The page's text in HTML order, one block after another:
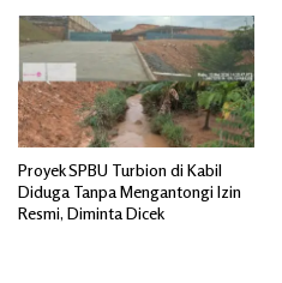
Proyek SPBU Turbion di Kabil
Diduga Tanpa Mengantongi Izin
Resmi, Diminta Dicek